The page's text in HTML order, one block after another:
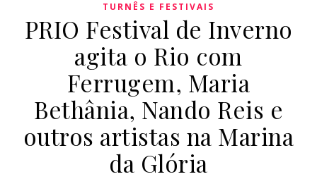
TURNÊS E FESTIVAIS
PRIO Festival de Inverno
agita o Rio com
Ferrugem, Maria
Bethânia, Nando Reis e
outros artistas na Marina
da Glória